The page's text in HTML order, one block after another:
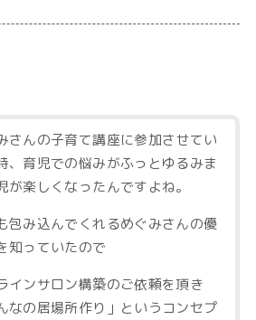
さんの子育て講座に参加させてい
、育児での悩みがふっとゆるみま
が楽しくなったんですよね。
包み込んでくれるめぐみさんの優
知っていたので
インサロン構築のご依頼を頂き
なの居場所作り」というコンセプ